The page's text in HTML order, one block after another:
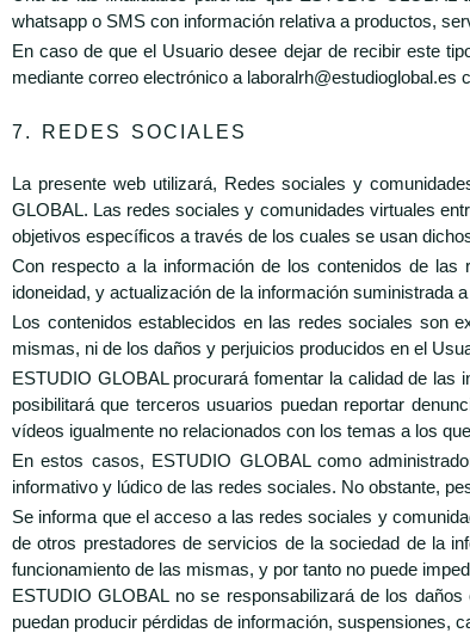
whatsapp o SMS con información relativa a productos,
En caso de que el Usuario desee dejar de recibir este
mediante correo electrónico a
7. REDES SOCIALES
La presente web utilizará, Redes sociales y
GLOBAL. Las redes sociales y comunidades virtuales
objetivos específicos a través de los cuales se usan
Con respecto a la información de los contenidos de
idoneidad, y actualización de la información suministrada
Los contenidos establecidos en las redes sociales son
mismas, ni de los daños y perjuicios producidos en el
ESTUDIO GLOBAL procurará fomentar la calidad de
posibilitará que terceros usuarios puedan reportar
vídeos igualmente no relacionados con los temas a los
En estos casos, ESTUDIO GLOBAL como
informativo y lúdico de las redes sociales. No obstante,
Se informa que el acceso a las redes sociales y
de otros prestadores de servicios de la sociedad de la
funcionamiento de las mismas, y por tanto no puede
ESTUDIO GLOBAL no se responsabilizará de los
puedan producir pérdidas de información, suspensiones,